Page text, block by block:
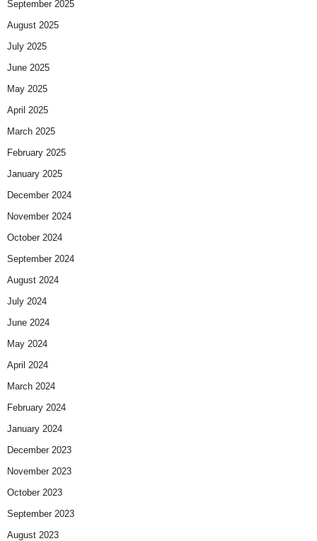
September 2025
August 2025
July 2025
June 2025
May 2025
April 2025
March 2025
February 2025
January 2025
December 2024
November 2024
October 2024
September 2024
August 2024
July 2024
June 2024
May 2024
April 2024
March 2024
February 2024
January 2024
December 2023
November 2023
October 2023
September 2023
August 2023